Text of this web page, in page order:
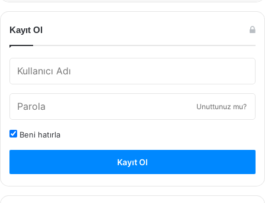
Kayıt Ol
Unuttunuz mu?
Beni hatırla
Kayıt Ol